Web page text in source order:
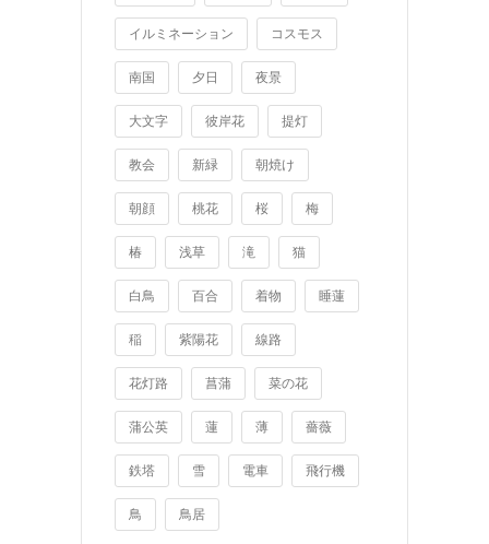
イルミネーション コスモス
南国 夕日 夜景
大文字 彼岸花 提灯
教会 新緑 朝焼け
朝顔 桃花 桜 梅
椿 浅草 滝 猫
白鳥 百合 着物 睡蓮
稲 紫陽花 線路
花灯路 菖蒲 菜の花
蒲公英 蓮 薄 薔薇
鉄塔 雪 電車 飛行機
鳥 鳥居